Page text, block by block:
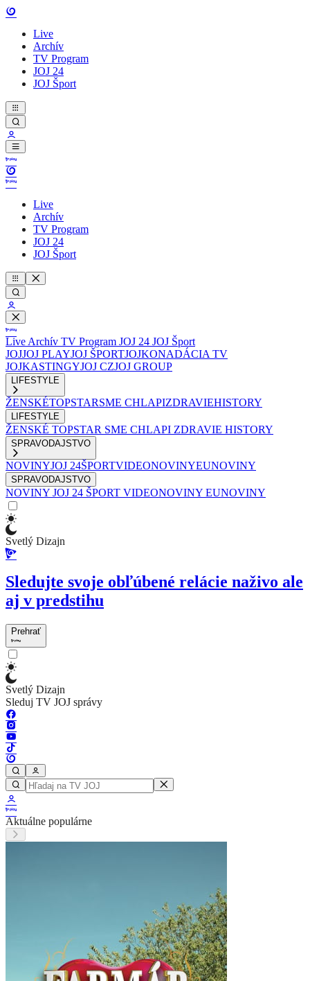
Live
Archív
TV Program
JOJ 24
JOJ Šport
Live
Archív
TV Program
JOJ 24
JOJ Šport
Live Archív TV Program JOJ 24 JOJ Šport
JOJJOJ PLAYJOJ ŠPORTJOJKONADÁCIA TV
JOJKASTINGYJOJ CZJOJ GROUP
LIFESTYLE
ŽENSKÉTOPSTARSME CHLAPIZDRAVIEHISTORY
LIFESTYLE
ŽENSKÉ TOPSTAR SME CHLAPI ZDRAVIE HISTORY
SPRAVODAJSTVO
NOVINYJOJ 24ŠPORTVIDEONOVINYEUNOVINY
SPRAVODAJSTVO
NOVINY JOJ 24 ŠPORT VIDEONOVINY EUNOVINY
Svetlý Dizajn
Sledujte svoje obľúbené relácie naživo ale
aj v predstihu
Prehrať
Svetlý Dizajn
Sleduj TV JOJ správy
Aktuálne populárne